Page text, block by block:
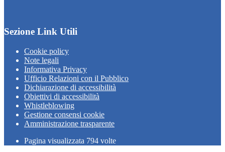
Sezione Link Utili
Cookie policy
Note legali
Informativa Privacy
Ufficio Relazioni con il Pubblico
Dichiarazione di accessibilità
Obiettivi di accessibilità
Whistleblowing
Gestione consensi cookie
Amministrazione trasparente
Pagina visualizzata 794 volte